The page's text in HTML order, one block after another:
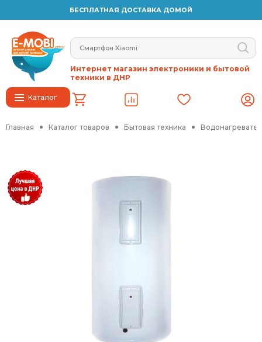
БЕСПЛАТНАЯ ДОСТАВКА ДОМОЙ
Каталог
Интернет магазин электроники и бытовой
техники в ДНР
Главная Каталог товаров Бытовая техника